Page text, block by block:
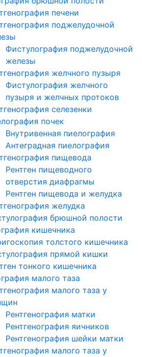
печени
поджелудочной
Фистулография поджелудочной
железы
желчного пузыря
Фистулография желчного
пузыря и желчных протоков
селезенки
почек
Внутривенная пиелография
Антеградная пиелография
пищевода
Рентген пищеводного
отверстия диафрагмы
Рентген пищевода и желудка
желудка
брюшной полости
кишечника
толстого кишечника
прямой кишки
тонкого кишечника
малого таза
малого таза у
Рентгенография матки
Рентгенография яичников
Рентгенография шейки матки
малого таза у